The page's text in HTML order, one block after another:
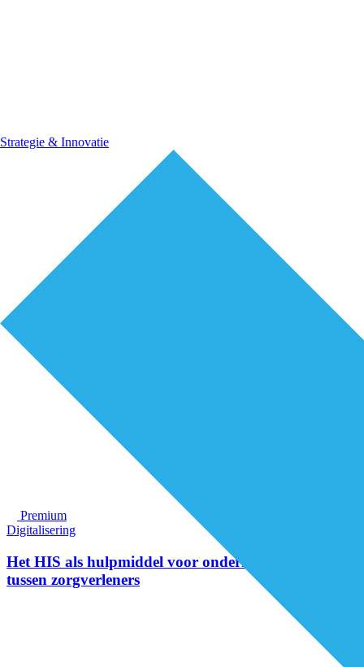
Strategie & Innovatie
Premium
Digitalisering
Het HIS als hulpmiddel voor onderlinge afstemming
tussen zorgverleners